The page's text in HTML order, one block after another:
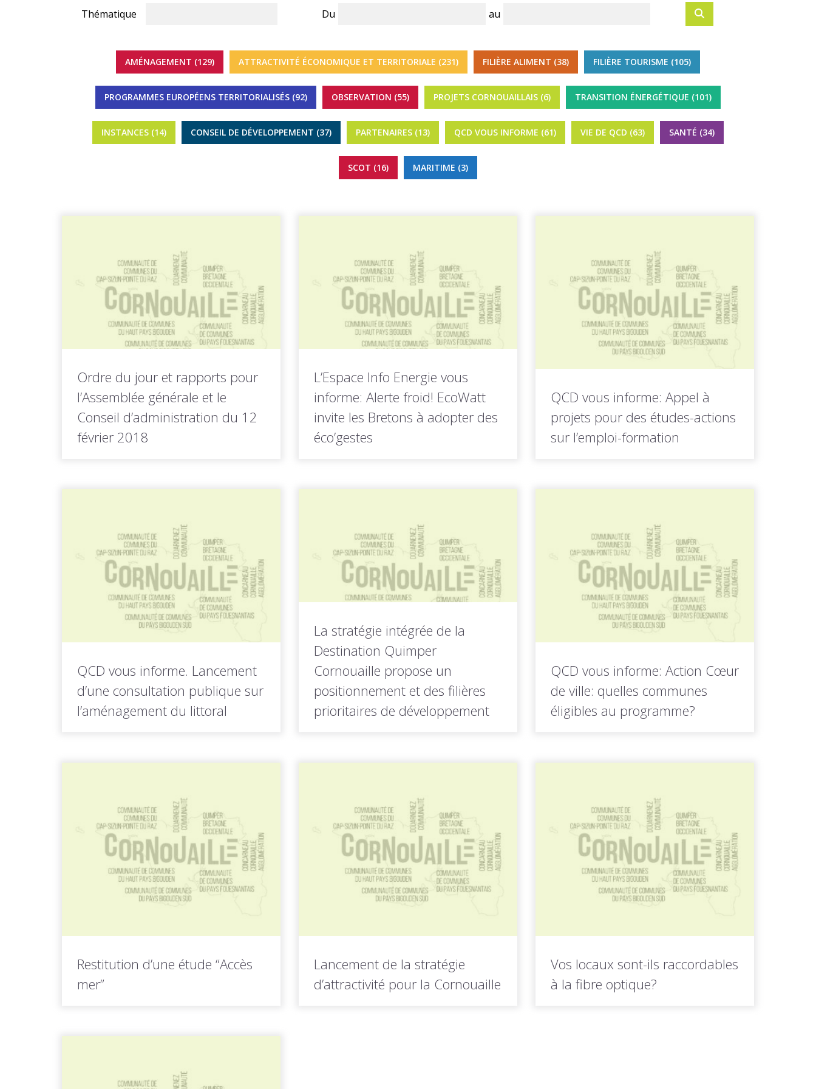
Thématique Du au
AMÉNAGEMENT (129) ATTRACTIVITÉ ÉCONOMIQUE ET TERRITORIALE (231) FILIÈRE ALIMENT (38) FILIÈRE TOURISME (105)
PROGRAMMES EUROPÉENS TERRITORIALISÉS (92) OBSERVATION (55) PROJETS CORNOUAILLAIS (6) TRANSITION ÉNERGÉTIQUE (101)
INSTANCES (14) CONSEIL DE DÉVELOPPEMENT (37) PARTENAIRES (13) QCD VOUS INFORME (61) VIE DE QCD (63) SANTÉ (34)
SCOT (16) MARITIME (3)
Ordre du jour et rapports pour
l’Assemblée générale et le
Conseil d’administration du 12
février 2018
Toutes les actus de cette
rubrique
LIRE LA
SUITE
L’Espace Info Energie vous
informe: Alerte froid! EcoWatt
invite les Bretons à adopter des
éco’gestes
Toutes les actus de cette
rubrique
LIRE LA
SUITE
QCD vous informe: Appel à
projets pour des études-actions
sur l’emploi-formation
Toutes les actus de cette
rubrique
LIRE LA
SUITE
QCD vous informe. Lancement
d’une consultation publique sur
l’aménagement du littoral
Toutes les actus de cette
rubrique
LIRE LA
SUITE
La stratégie intégrée de la
Destination Quimper
Cornouaille propose un
positionnement et des filières
prioritaires de développement
Toutes les actus de cette
rubrique
LIRE LA
SUITE
QCD vous informe: Action Cœur
de ville: quelles communes
éligibles au programme?
Toutes les actus de cette
rubrique
LIRE LA
SUITE
Restitution d’une étude “Accès
mer”
Lancement de la stratégie
d’attractivité pour la Cornouaille
Vos locaux sont-ils raccordables
à la fibre optique?